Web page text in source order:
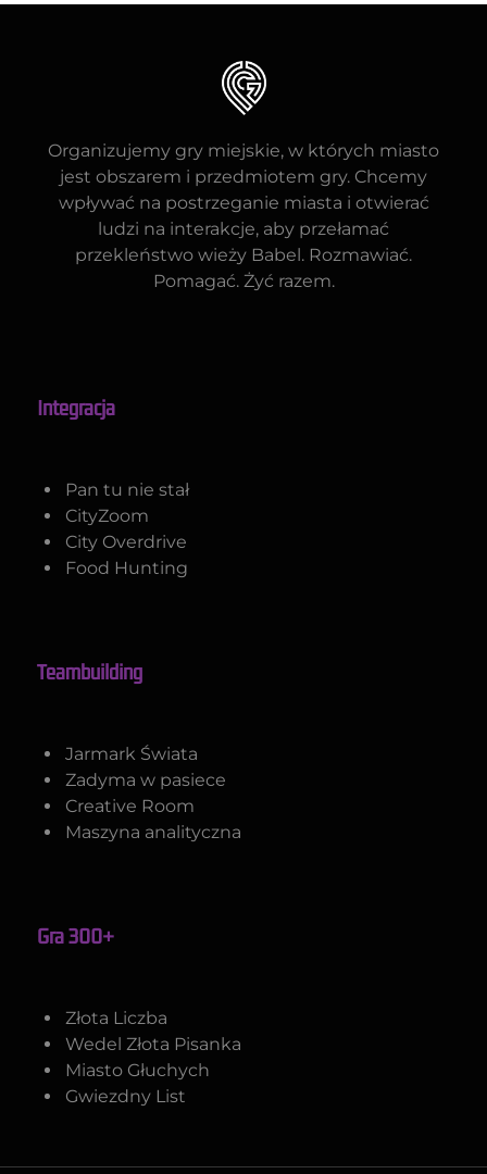
Organizujemy gry miejskie, w których miasto
jest obszarem i przedmiotem gry. Chcemy
wpływać na postrzeganie miasta i otwierać
ludzi na interakcje, aby przełamać
przekleństwo wieży Babel. Rozmawiać.
Pomagać. Żyć razem.
Integracja
Pan tu nie stał
CityZoom
City Overdrive
Food Hunting
Teambuilding
Jarmark Świata
Zadyma w pasiece
Creative Room
Maszyna analityczna
Gra 300+
Złota Liczba
Wedel Złota Pisanka
Miasto Głuchych
Gwiezdny List